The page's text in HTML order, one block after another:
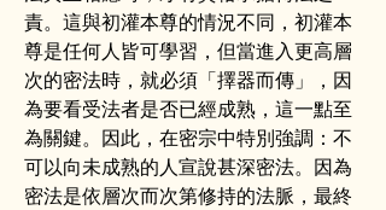
責。這與初灌本尊的情況不同，初灌本
尊是任何人皆可學習，但當進入更高層
次的密法時，就必須「擇器而傳」，因
為要看受法者是否已經成熟，這一點至
為關鍵。因此，在密宗中特別強調：不
可以向未成熟的人宣說甚深密法。因為
密法是依層次而次第修持的法脈，最終